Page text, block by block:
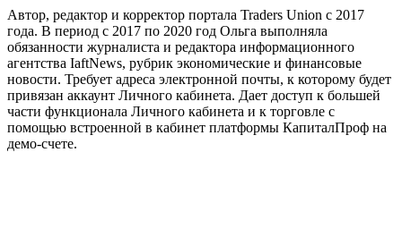
Автор, редактор и корректор портала Traders Union с 2017
года. В период с 2017 по 2020 год Ольга выполняла
обязанности журналиста и редактора информационного
агентства IaftNews, рубрик экономические и финансовые
новости. Требует адреса электронной почты, к которому будет
привязан аккаунт Личного кабинета. Дает доступ к большей
части функционала Личного кабинета и к торговле с
помощью встроенной в кабинет платформы КапиталПроф на
демо-счете.